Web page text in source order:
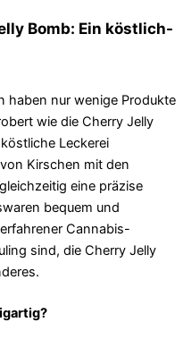
Bomb: Ein köstlich-
haben nur wenige Produkte
wie die Cherry Jelly
Leckerei
Kirschen mit den
eine präzise
bequem und
Cannabis-
sind, die Cherry Jelly